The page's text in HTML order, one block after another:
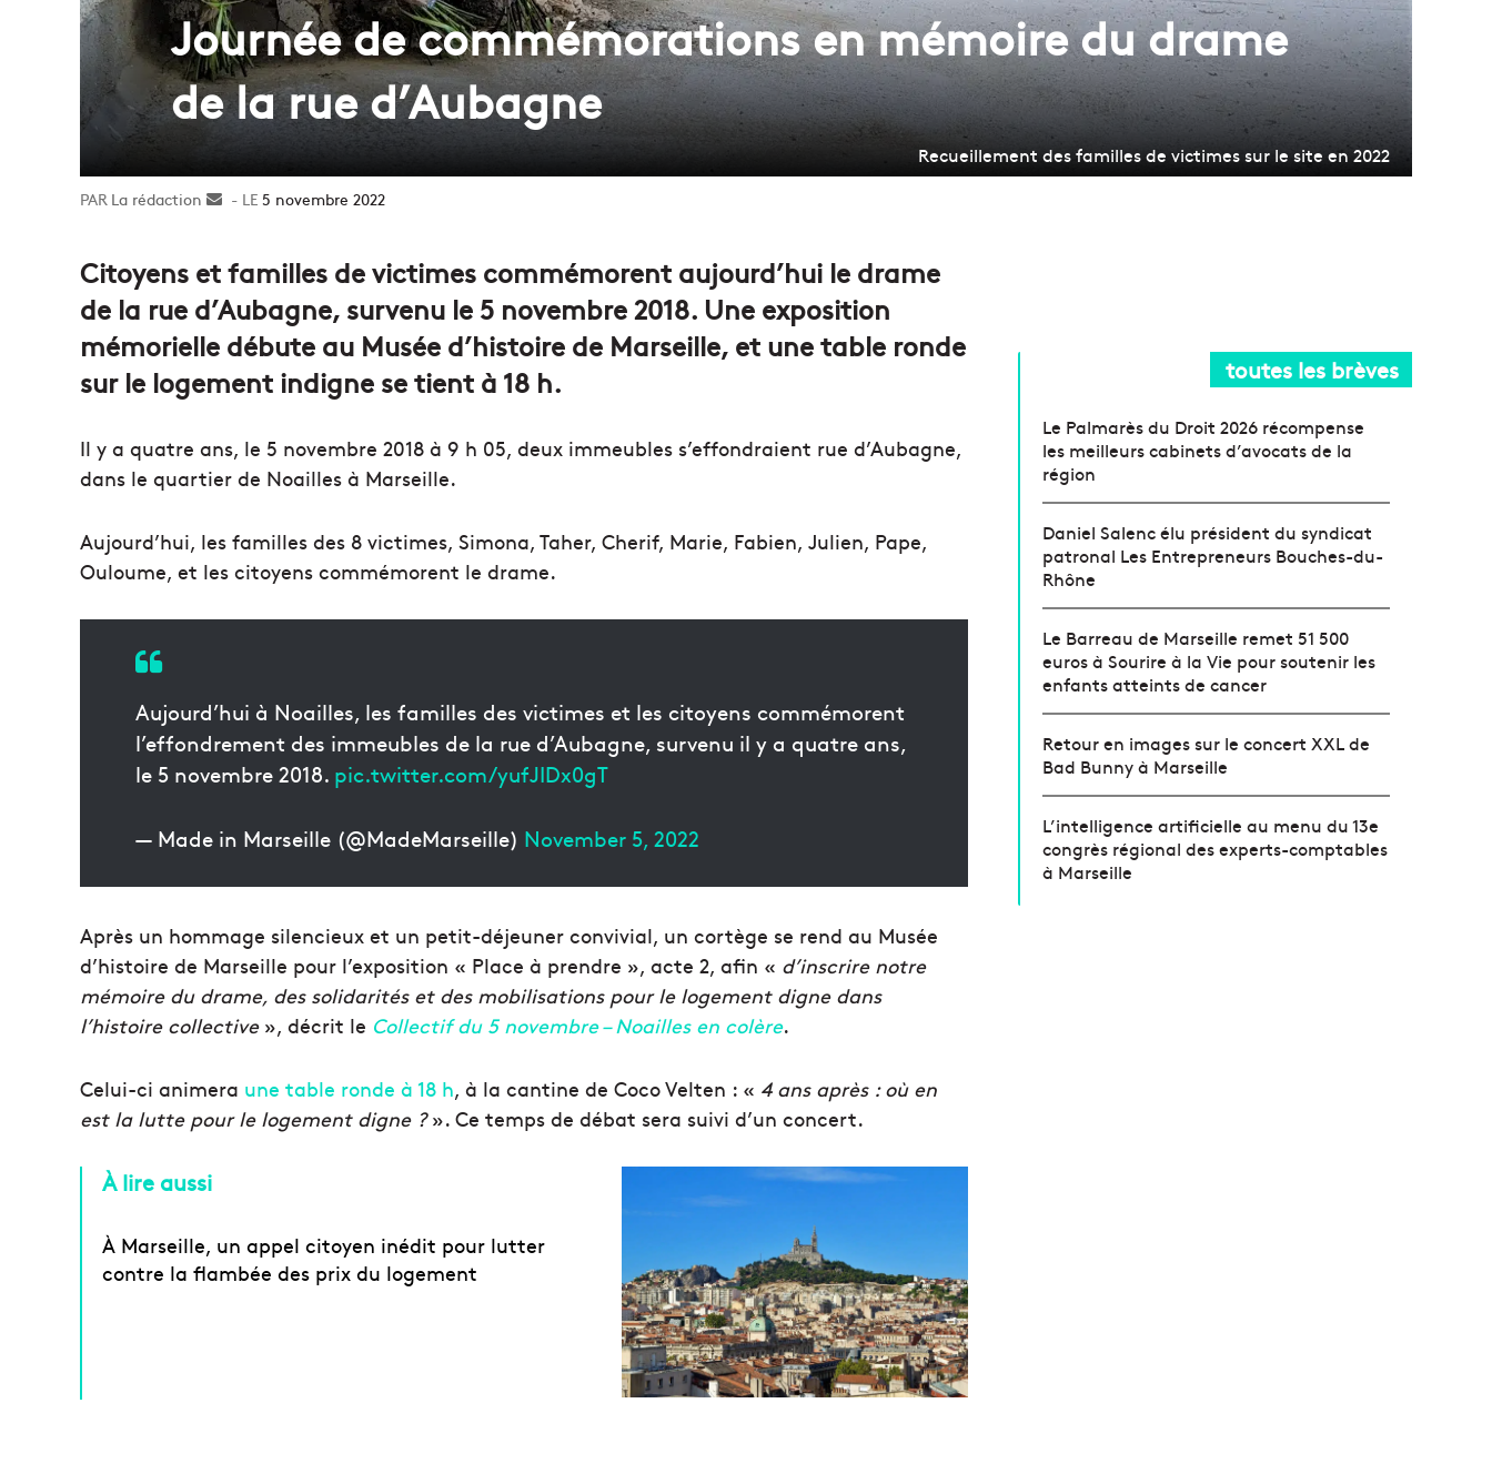
Journée de commémorations en mémoire du drame
de la rue d’Aubagne
Recueillement des familles de victimes sur le site en 2022
La rédaction
Envoyer5 novembre 2022
Citoyens et familles de victimes commémorent aujourd’hui le drame
de la rue d’Aubagne, survenu le 5 novembre 2018. Une exposition
mémorielle débute au Musée d’histoire de Marseille, et une table ronde
sur le logement indigne se tient à 18 h.
Il y a quatre ans, le 5 novembre 2018 à 9 h 05, deux immeubles s’effondraient rue d’Aubagne,
dans le quartier de Noailles à Marseille.
Aujourd’hui, les familles des 8 victimes, Simona, Taher, Cherif, Marie, Fabien, Julien, Pape,
Ouloume, et les citoyens commémorent le drame.
Aujourd’hui à Noailles, les familles des victimes et les citoyens commémorent
l’effondrement des immeubles de la rue d’Aubagne, survenu il y a quatre ans,
le 5 novembre 2018. pic.twitter.com/yufJIDx0gT
— Made in Marseille (@MadeMarseille) November 5, 2022
Après un hommage silencieux et un petit-déjeuner convivial, un cortège se rend au Musée
d’histoire de Marseille pour l’exposition « Place à prendre », acte 2, afin « d’inscrire notre
mémoire du drame, des solidarités et des mobilisations pour le logement digne dans
l’histoire collective», décrit le Collectif du 5 novembre – Noailles en colère.
Celui-ci animera une table ronde à 18 h, à la cantine de Coco Velten : « 4 ans après : où en
est la lutte pour le logement digne ?». Ce temps de débat sera suivi d’un concert.
À lire aussi
À Marseille, un appel citoyen inédit pour lutter
contre la flambée des prix du logement
toutes les brèves
Le Palmarès du Droit 2026 récompense
les meilleurs cabinets d’avocats de la
région
Daniel Salenc élu président du syndicat
patronal Les Entrepreneurs Bouches-du-
Rhône
Le Barreau de Marseille remet 51 500
euros à Sourire à la Vie pour soutenir les
enfants atteints de cancer
Retour en images sur le concert XXL de
Bad Bunny à Marseille
L’intelligence artificielle au menu du 13e
congrès régional des experts-comptables
à Marseille